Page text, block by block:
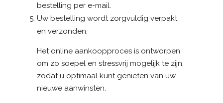
bestelling per e-mail.
Uw bestelling wordt zorgvuldig verpakt
en verzonden.
Het online aankoopproces is ontworpen
om zo soepel en stressvrij mogelijk te zijn,
zodat u optimaal kunt genieten van uw
nieuwe aanwinsten.